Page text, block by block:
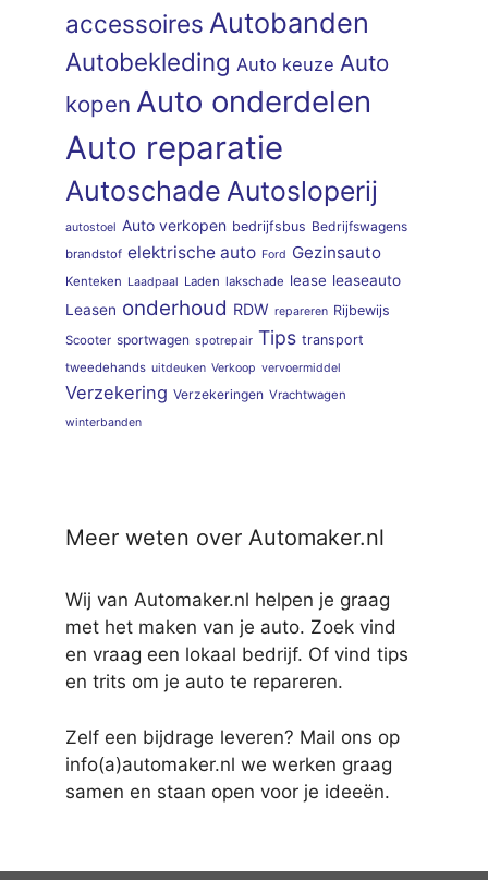
accessoires Autobanden
Autobekleding Auto keuze Auto
kopen Auto onderdelen
Auto reparatie
Autoschade Autosloperij
autostoel Auto verkopen bedrijfsbus Bedrijfswagens
brandstof elektrische auto Ford Gezinsauto
Kenteken Laadpaal Laden lakschade lease leaseauto
Leasen onderhoud RDW repareren Rijbewijs
Scooter sportwagen spotrepair Tips transport
tweedehands uitdeuken Verkoop vervoermiddel
Verzekering Verzekeringen Vrachtwagen
winterbanden
Meer weten over Automaker.nl
Wij van Automaker.nl helpen je graag
met het maken van je auto. Zoek vind
en vraag een lokaal bedrijf. Of vind tips
en trits om je auto te repareren.
Zelf een bijdrage leveren? Mail ons op
info(a)automaker.nl we werken graag
samen en staan open voor je ideeën.